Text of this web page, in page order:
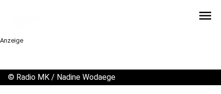
menu
Anzeige
© Radio MK / Nadine Wodaege